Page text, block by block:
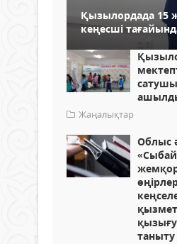
Қызылордада 15
кеңесші
Жаңалықтар
Облыс